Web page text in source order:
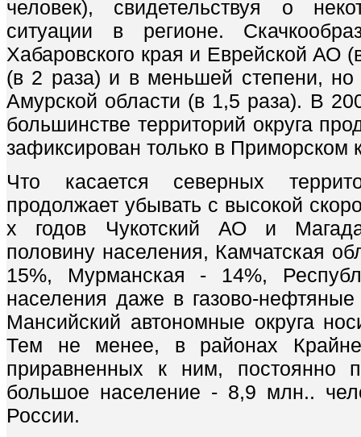
человек), свидетельствуя о
ситуации в регионе.
Хабаровского края и Еврейской АО
(в 2 раза) и в меньшей степени,
Амурской области (в 1,5 раза). В
большинстве территорий округа
зафиксирован только в Приморском
Что касается северных
продолжает убывать с высокой
х годов Чукотский АО и
половину населения, Камчатская
15%, Мурманская - 14%,
населения даже в газово-
Мансийский автономные округа
Тем не менее, в районах
приравненных к ним, постоянно
большое население - 8,9 млн..
России.